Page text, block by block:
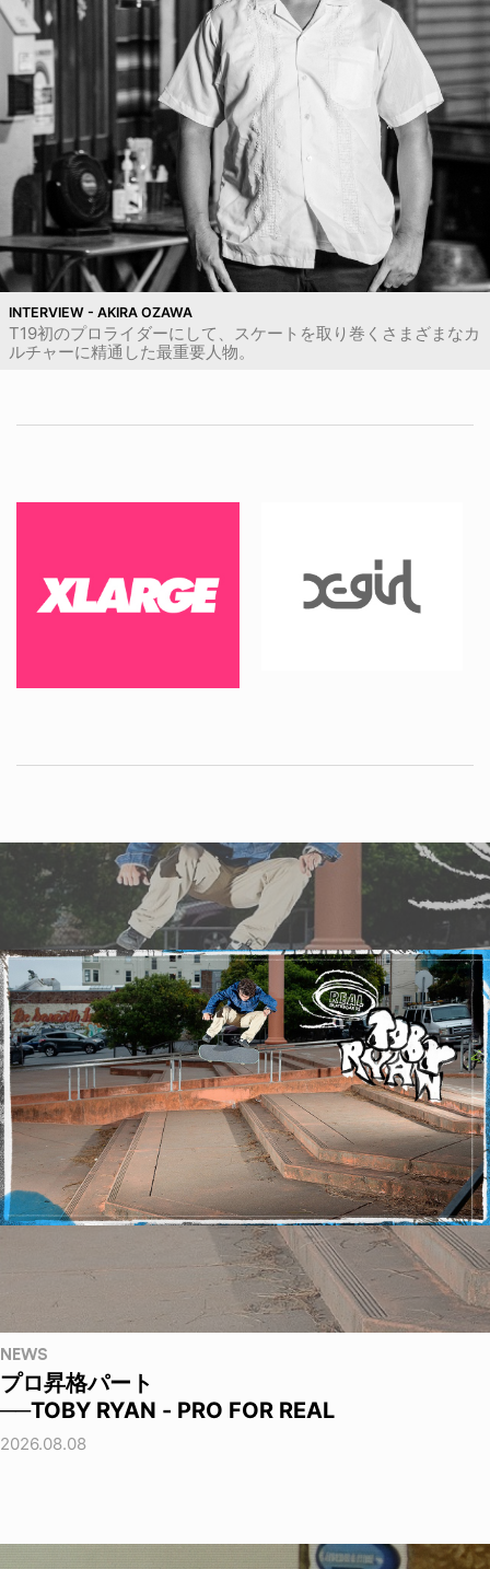
INTERVIEW - AKIRA OZAWA
T19初のプロライダーにして、スケートを取り巻くさまざまなカ
ルチャーに精通した最重要人物。
NEWS
プロ昇格パート
──TOBY RYAN - PRO FOR REAL
2026.08.08